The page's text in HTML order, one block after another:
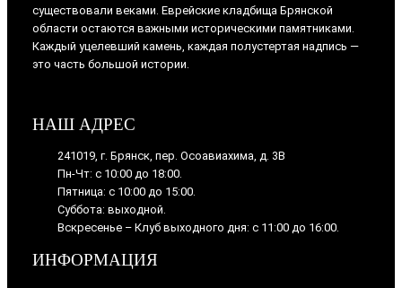
существовали веками. Еврейские кладбища Брянской
области остаются важными историческими памятниками.
Каждый уцелевший камень, каждая полустертая надпись —
это часть большой истории.
НАШ АДРЕС
241019, г. Брянск, пер. Осоавиахима, д. 3В
Пн-Чт: с 10:00 до 18:00.
Пятница: с 10:00 до 15:00.
Суббота: выходной.
Вскресенье – Клуб выходного дня: с 11:00 до 16:00.
ИНФОРМАЦИЯ